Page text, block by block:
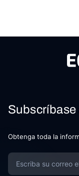
Obtenga toda la